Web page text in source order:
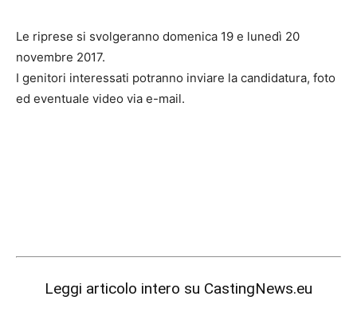
Le riprese si svolgeranno domenica 19 e lunedì 20
novembre 2017.
I genitori interessati potranno inviare la candidatura, foto
ed eventuale video via e-mail.
Leggi articolo intero su CastingNews.eu